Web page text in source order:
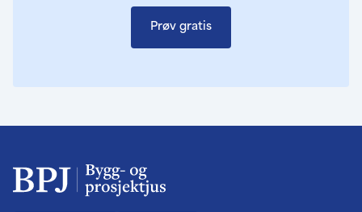
Prøv gratis